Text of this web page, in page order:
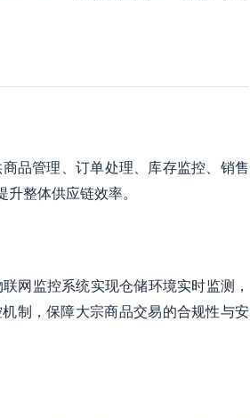
品管理、订单处理、库存监控、销售
整体供应链效率。
网监控系统实现仓储环境实时监测，
制，保障大宗商品交易的合规性与安